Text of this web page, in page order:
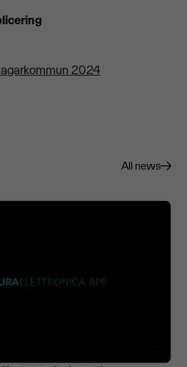
2024
All news